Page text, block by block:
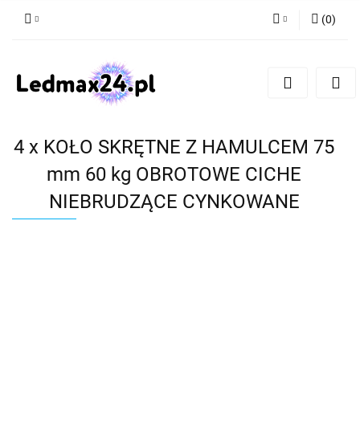
Zarejestruj się
(0)
4 x KOŁO SKRĘTNE Z HAMULCEM 75
mm 60 kg OBROTOWE CICHE
NIEBRUDZĄCE CYNKOWANE